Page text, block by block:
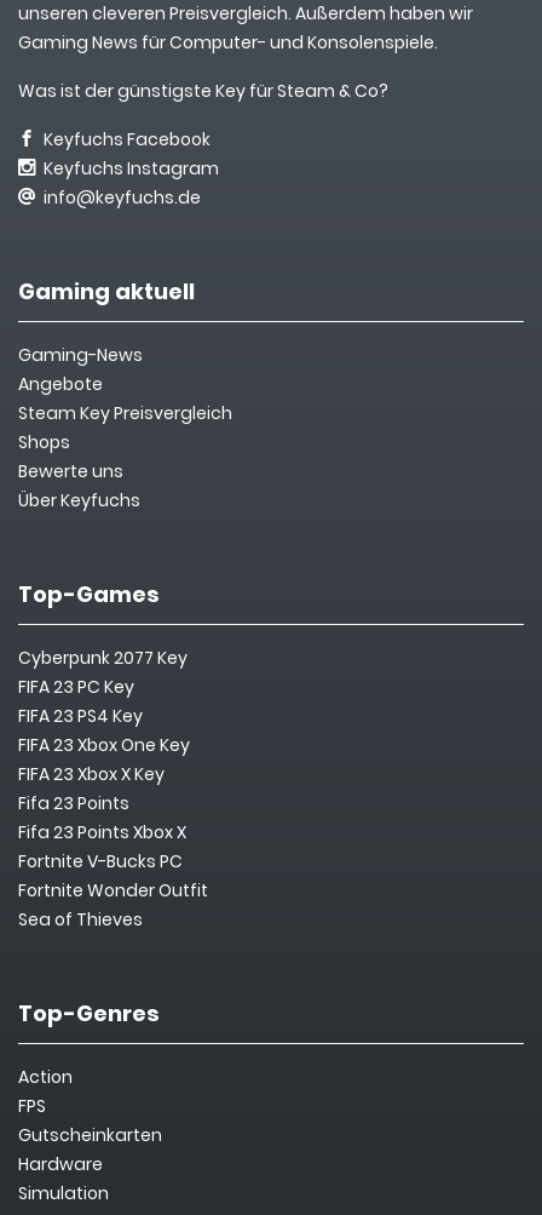
unseren cleveren Preisvergleich. Außerdem haben wir
Gaming News für Computer- und Konsolenspiele.
Was ist der günstigste Key für Steam & Co?
Keyfuchs Facebook
Keyfuchs Instagram
info@keyfuchs.de
Gaming aktuell
Gaming-News
Angebote
Steam Key Preisvergleich
Shops
Bewerte uns
Über Keyfuchs
Top-Games
Cyberpunk 2077 Key
FIFA 23 PC Key
FIFA 23 PS4 Key
FIFA 23 Xbox One Key
FIFA 23 Xbox X Key
Fifa 23 Points
Fifa 23 Points Xbox X
Fortnite V-Bucks PC
Fortnite Wonder Outfit
Sea of Thieves
Top-Genres
Action
FPS
Gutscheinkarten
Hardware
Simulation